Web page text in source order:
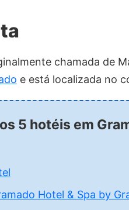
chamada de
e está localizada no
5 hotéis em
Hotel & Spa by